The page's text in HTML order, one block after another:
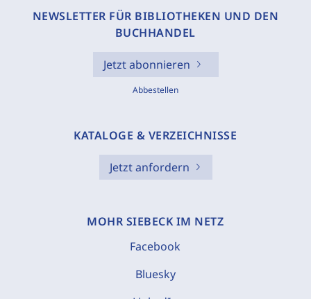
NEWSLETTER FÜR BIBLIOTHEKEN UND DEN
BUCHHANDEL
Jetzt abonnieren
Abbestellen
KATALOGE & VERZEICHNISSE
Jetzt anfordern
MOHR SIEBECK IM NETZ
Facebook
Bluesky